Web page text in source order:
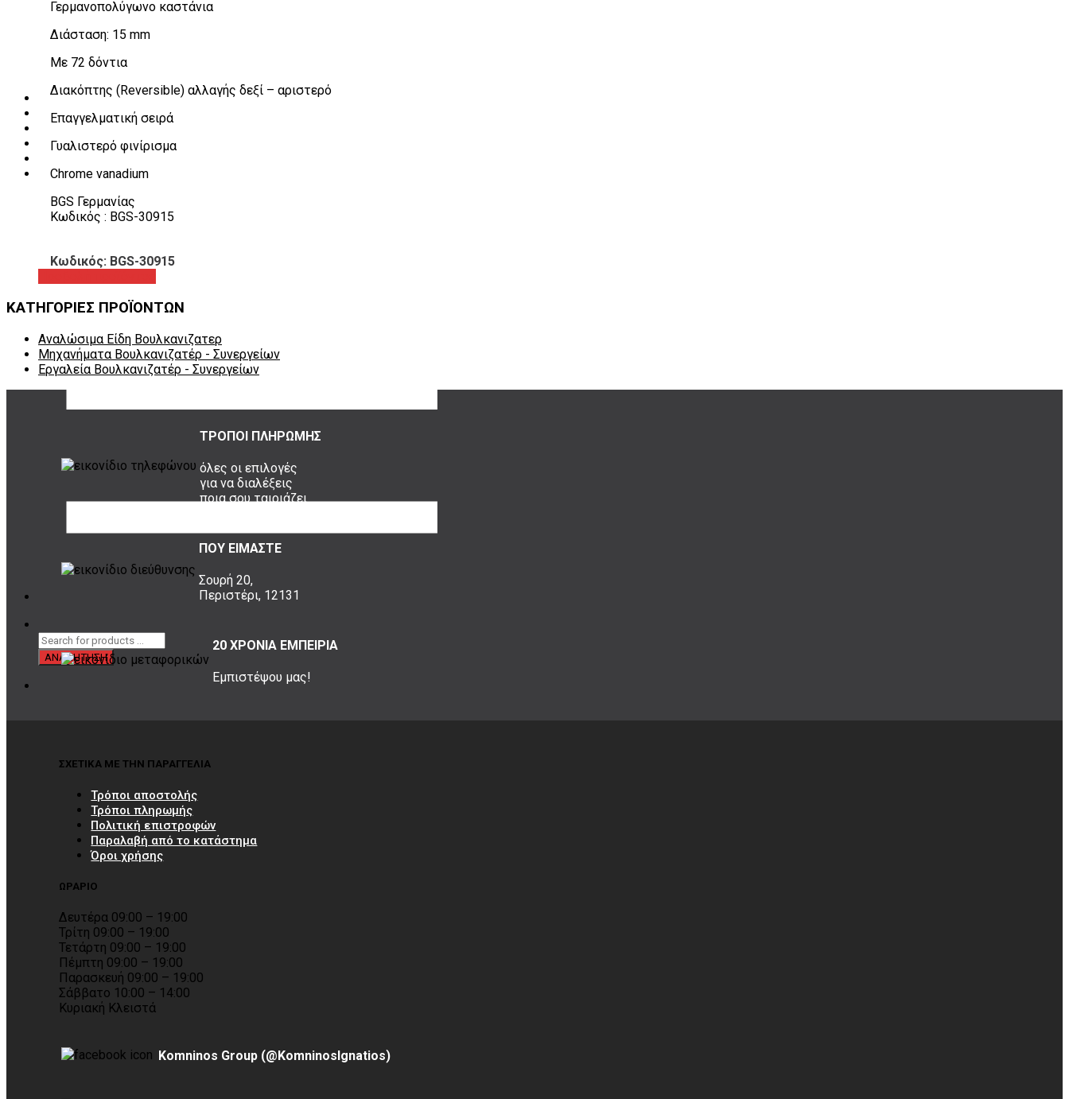
Λεβιέδες – Σταυροί
Εργαλεία φρένων
Διάφορα Είδη Φανοποιείου
Αναλώσιμα Είδη Συνεργείου
ΚΑΤΑΛΟΓΟΣ
DOWNLOADS
VIDEO & ΝΕΑ
ΕΠΙΚΟΙΝΩΝΙΑ
ΕΝ
Γερμανοπολύγωνο καστάνια
Διάσταση: 15 mm
Mε 72 δόντια
Διακόπτης (Reversible) αλλαγής δεξί – αριστερό
Επαγγελματική σειρά
Γυαλιστερό φινίρισμα
Chrome vanadium
BGS Γερμανίας
Κωδικός : BGS-30915
Κωδικός: BGS-30915
ΚΑΤΗΓΟΡΙΕΣ ΠΡΟΪΟΝΤΩΝ
Αναλώσιμα Είδη Βουλκανιζατερ
Μηχανήματα Βουλκανιζατέρ - Συνεργείων
Εργαλεία Βουλκανιζατέρ - Συνεργείων
ΤΡΟΠΟΙ ΠΛΗΡΩΜΗΣ
όλες οι επιλογές
για να διαλέξεις
ποια σου ταιριάζει
ΠΟΥ ΕΙΜΑΣΤΕ
Σουρή 20,
Περιστέρι, 12131
20 ΧΡΟΝΙΑ ΕΜΠΕΙΡΙΑ
Εμπιστέψου μας!
ΣΧΕΤΙΚΑ ΜΕ ΤΗΝ ΠΑΡΑΓΓΕΛΙΑ
Τρόποι αποστολής
Τρόποι πληρωμής
Πολιτική επιστροφών
Παραλαβή από το κατάστημα
Όροι χρήσης
ΩΡΑΡΙΟ
Δευτέρα 09:00 – 19:00
Τρίτη 09:00 – 19:00
Τετάρτη 09:00 – 19:00
Πέμπτη 09:00 – 19:00
Παρασκευή 09:00 – 19:00
Σάββατο 10:00 – 14:00
Κυριακή Κλειστά
Komninos Group (@KomninosIgnatios)